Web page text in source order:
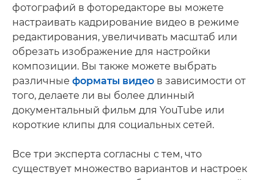
фотографий в фоторедакторе вы можете
настраивать кадрирование видео в режиме
редактирования, увеличивать масштаб или
обрезать изображение для настройки
композиции. Вы также можете выбрать
различные форматы видео в зависимости от
того, делаете ли вы более длинный
документальный фильм для YouTube или
короткие клипы для социальных сетей.
Все три эксперта согласны с тем, что
существует множество вариантов и настроек